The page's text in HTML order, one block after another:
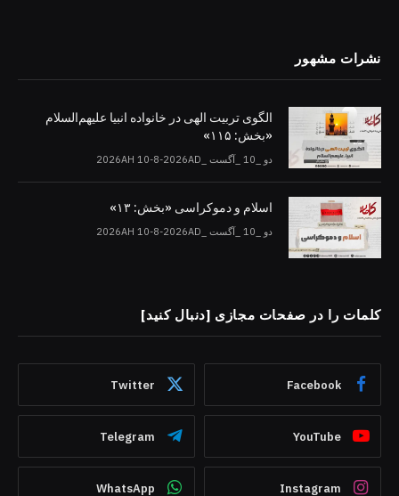
نشرات مشهور
الگوی تربیت الهی در خانواده انبیا‌‌ علیهم‌السلام
«بخش: ۱۱۵»
دو _10 _آگست _2026AH 10-8-2026AD
اسلام و دموکراسی «بخش: ۱۳»
دو _10 _آگست _2026AH 10-8-2026AD
کلمات را در صفحات مجازی [دنبال کنید]
Facebook
Twitter
YouTube
Telegram
Instagram
WhatsApp